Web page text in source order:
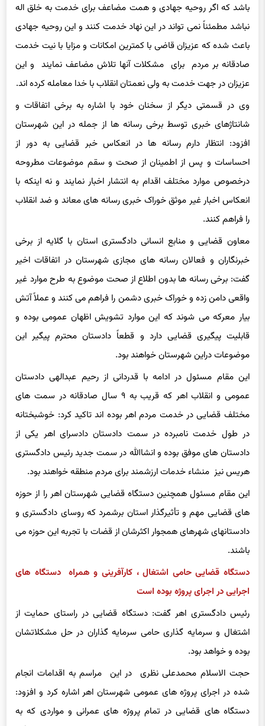
باشد که اگر روحیه جهادی و همت مضاعف برای خدمت به خلق اله
نباشد مطمئناً نمی تواند در این نهاد خدمت کنند و این روحیه جهادی
باعث شده که عزیزان قاضی با کمترین امکانات و مزایا با نیت خدمت
صادقانه بر مردم برای مشکلات آنها تلاش مضاعف نمایند و این
عزیزان در جهت خدمت به ولی نعمتان انقلاب با خدا معامله کرده اند.
وی در قسمتی دیگر از سخنان خود با اشاره به برخی اتفاقات و
شانتاژهای خبری توسط برخی رسانه ها از جمله در این شهرستان
افزود: انتظار دارم رسانه ها در انعکاس خبر قضایی به دور از
احساسات و پس از اطمینان از صحت و سقم موضوعات مطروحه
درخصوص موارد مختلف اقدام به انتشار اخبار نمایند و نه اینکه با
انعکاس اخبار غیر موثق خوراک خبری رسانه های معاند و ضد انقلاب
را فراهم کنند.
معاون قضایی و منابع انسانی دادگستری استان با گلایه از برخی
خبرنگاران و فعالان رسانه های مجازی شهرستان در اتفاقات اخیر
گفت: برخی رسانه ها بدون اطلاع از صحت موضوع به طرح موارد غیر
واقعی دامن زده و خوراک خبری دشمن را فراهم می کنند و عملاً آتش
بیار معرکه می شوند که این موارد تشویش اظهان عمومی بوده و
قابلیت پیگیری قضایی دارد و قطعاً دادستان محترم پیگیر این
موضوعات دراین شهرستان خواهند بود.
این مقام مسئول در ادامه با قدردانی از رحیم عبدالهی دادستان
عمومی و انقلاب اهر که قریب به ۹ سال صادقانه در سمت های
مختلف قضایی در خدمت مردم اهر بوده اند تاکید کرد: خوشبختانه
در طول خدمت نامبرده در سمت دادستان دادسرای اهر یکی از
دادستان های موفق بوده و انشاالله در سمت جدید رئیس دادگستری
هریس نیز منشاء خدمات ارزشمند برای مردم منطقه خواهند بود.
این مقام مسئول همچنین دستگاه قضایی شهرستان اهر را از حوزه
های قضایی مهم و تأثیرگذار استان برشمرد که روسای دادگستری و
دادستانهای شهرهای همجوار اکثرشان از قضات با تجربه این حوزه می
باشند.
دستگاه قضایی حامی اشتغال ، کارآفرینی و همراه دستگاه های
اجرایی در اجرای پروژه بوده است
رئیس دادگستری اهر گفت: دستگاه قضایی در راستای حمایت از
اشتغال و سرمایه گذاری حامی سرمایه گذاران در حل مشکلاتشان
بوده و خواهد بود.
حجت الاسلام محمدعلی نظری در این مراسم به اقدامات انجام
شده در اجرای پروژه های عمومی شهرستان اهر اشاره کرد و افزود:
دستگاه های قضایی در تمام پروژه های عمرانی و مواردی که به